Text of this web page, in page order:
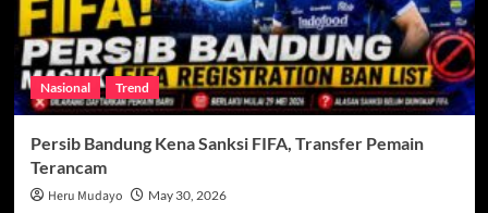
Nasional Trend
Persib Bandung Kena Sanksi FIFA, Transfer Pemain
Terancam
Heru Mudayo May 30, 2026